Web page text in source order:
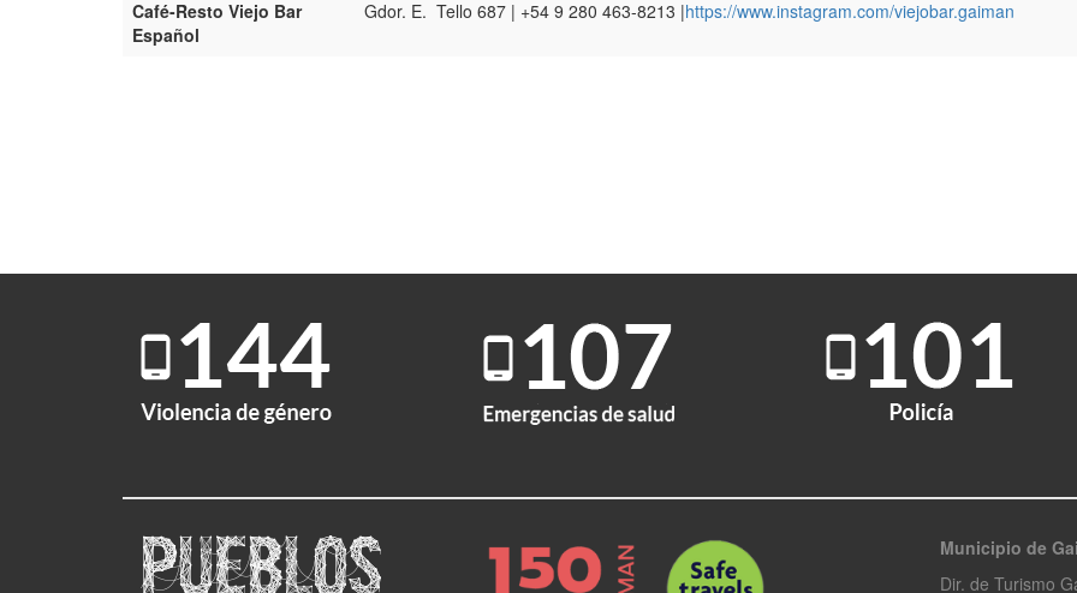
Café-Resto Viejo Bar
Español
Gdor. E. Tello 687 | +54 9 280 463-8213 |https://www.instagram.com/viejobar.gaiman
Municipio de
Dir. de Turismo